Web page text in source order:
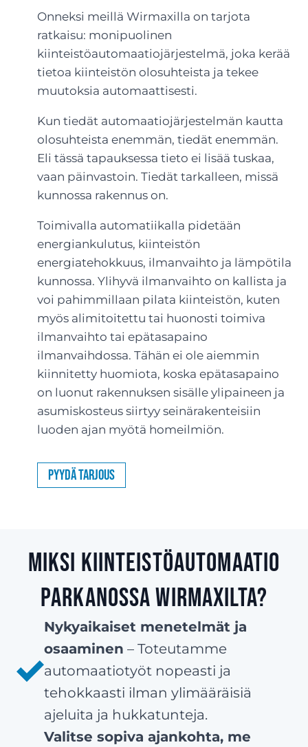
Onneksi meillä Wirmaxilla on tarjota
ratkaisu: monipuolinen
kiinteistöautomaatiojärjestelmä, joka kerää
tietoa kiinteistön olosuhteista ja tekee
muutoksia automaattisesti.
Kun tiedät automaatiojärjestelmän kautta
olosuhteista enemmän, tiedät enemmän.
Eli tässä tapauksessa tieto ei lisää tuskaa,
vaan päinvastoin. Tiedät tarkalleen, missä
kunnossa rakennus on.
Toimivalla automatiikalla pidetään
energiankulutus, kiinteistön
energiatehokkuus, ilmanvaihto ja lämpötila
kunnossa. Ylihyvä ilmanvaihto on kallista ja
voi pahimmillaan pilata kiinteistön, kuten
myös alimitoitettu tai huonosti toimiva
ilmanvaihto tai epätasapaino
ilmanvaihdossa. Tähän ei ole aiemmin
kiinnitetty huomiota, koska epätasapaino
on luonut rakennuksen sisälle ylipaineen ja
asumiskosteus siirtyy seinärakenteisiin
luoden ajan myötä homeilmiön.
Pyydä tarjous
Miksi kiinteistöautomaatio
Parkanossa Wirmaxilta?
Nykyaikaiset menetelmät ja
osaaminen – Toteutamme
automaatiotyöt nopeasti ja
tehokkaasti ilman ylimääräisiä
ajeluita ja hukkatunteja.
Valitse sopiva ajankohta, me